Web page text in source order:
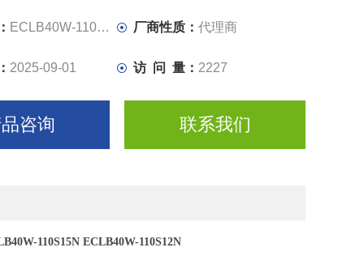
至85°C（降额于
ECLB40W-110S12N 厂商性质：代理商
2025-09-01 访 问 量： 2227
咨询 联系我们
110S15N ECLB40W-110S12N